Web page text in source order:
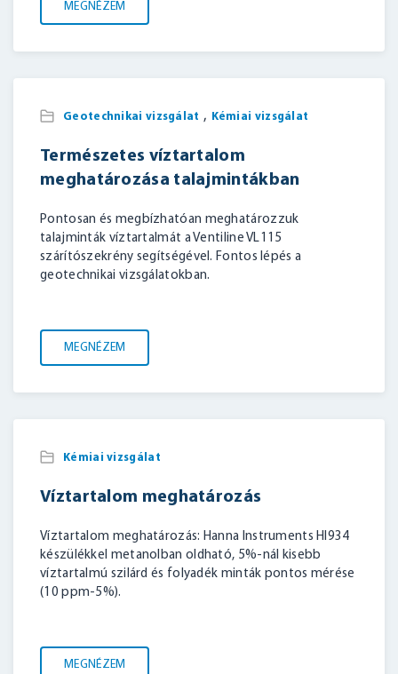
MEGNÉZEM
Geotechnikai vizsgálat , Kémiai vizsgálat
Természetes víztartalom
meghatározása talajmintákban
Pontosan és megbízhatóan meghatározzuk
talajminták víztartalmát a Ventiline VL115
szárítószekrény segítségével. Fontos lépés a
geotechnikai vizsgálatokban.
MEGNÉZEM
Kémiai vizsgálat
Víztartalom meghatározás
Víztartalom meghatározás: Hanna Instruments HI934
készülékkel metanolban oldható, 5%-nál kisebb
víztartalmú szilárd és folyadék minták pontos mérése
(10 ppm-5%).
MEGNÉZEM